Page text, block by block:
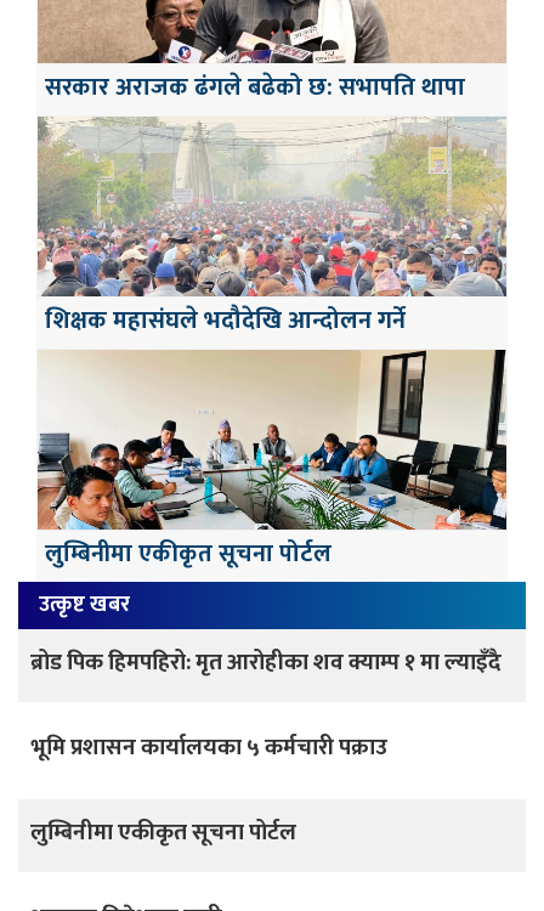
सरकार अराजक ढंगले बढेको छ: सभापति थापा
शिक्षक महासंघले भदौदेखि आन्दोलन गर्ने
लुम्बिनीमा एकीकृत सूचना पोर्टल
उत्कृष्ट खबर
ब्रोड पिक हिमपहिरो: मृत आरोहीका शव क्याम्प १ मा ल्याइँदै
भूमि प्रशासन कार्यालयका ५ कर्मचारी पक्राउ
लुम्बिनीमा एकीकृत सूचना पोर्टल